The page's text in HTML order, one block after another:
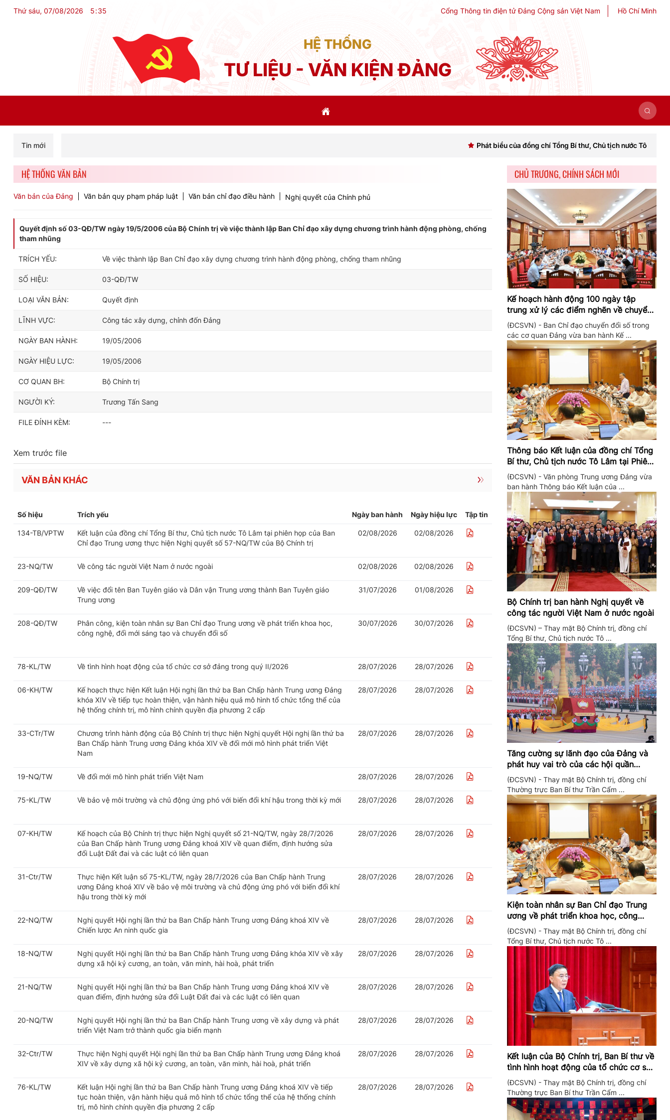
Thứ sáu, 07/08/2026 5:35 Cổng Thông tin điện tử Đảng Cộng sản Việt Nam Hồ Chí Minh
HỆ THỐNG
TƯ LIỆU - VĂN KIỆN ĐẢNG
Tin mới Phát biểu của đồng chí Tổng Bí thư, Chủ tịch nước Tô Lâm khai mạc
HỆ THỐNG VĂN BẢN
Văn bản của Đảng Văn bản quy phạm pháp luật Văn bản chỉ đạo điều hành Nghị quyết của Chính phủ
Quyết định số 03-QĐ/TW ngày 19/5/2006 của Bộ Chính trị về việc thành lập Ban Chỉ đạo xây dựng chương trình hành động phòng, chống
tham nhũng
TRÍCH YẾU: Về việc thành lập Ban Chỉ đạo xây dựng chương trình hành động phòng, chống tham nhũng
SỐ HIỆU: 03-QĐ/TW
LOẠI VĂN BẢN: Quyết định
LĨNH VỰC: Công tác xây dựng, chỉnh đốn Đảng
NGÀY BAN HÀNH: 19/05/2006
NGÀY HIỆU LỰC: 19/05/2006
CƠ QUAN BH: Bộ Chính trị
NGƯỜI KÝ: Trương Tấn Sang
FILE ĐÍNH KÈM: ---
Xem trước file
VĂN BẢN KHÁC
Số hiệu Trích yếu Ngày ban hành Ngày hiệu lực Tập tin
134-TB/VPTW
Kết luận của đồng chí Tổng Bí thư, Chủ tịch nước Tô Lâm tại phiên họp của Ban
Chỉ đạo Trung ương thực hiện Nghị quyết số 57-NQ/TW của Bộ Chính trị
02/08/2026 02/08/2026
23-NQ/TW Về công tác người Việt Nam ở nước ngoài 02/08/2026 02/08/2026
209-QĐ/TW
Về việc đổi tên Ban Tuyên giáo và Dân vận Trung ương thành Ban Tuyên giáo
Trung ương
31/07/2026 01/08/2026
208-QĐ/TW
Phân công, kiện toàn nhân sự Ban Chỉ đạo Trung ương về phát triển khoa học,
công nghệ, đổi mới sáng tạo và chuyển đổi số
30/07/2026 30/07/2026
78-KL/TW Về tình hình hoạt động của tổ chức cơ sở đảng trong quý II/2026 28/07/2026 28/07/2026
06-KH/TW
Kế hoạch thực hiện Kết luận Hội nghị lần thứ ba Ban Chấp hành Trung ương Đảng
khóa XIV về tiếp tục hoàn thiện, vận hành hiệu quả mô hình tổ chức tổng thể của
hệ thống chính trị, mô hình chính quyền địa phương 2 cấp
28/07/2026 28/07/2026
33-CTr/TW
Chương trình hành động của Bộ Chính trị thực hiện Nghị quyết Hội nghị lần thứ ba
Ban Chấp hành Trung ương Đảng khóa XIV về đổi mới mô hình phát triển Việt
Nam
28/07/2026 28/07/2026
19-NQ/TW Về đổi mới mô hình phát triển Việt Nam 28/07/2026 28/07/2026
75-KL/TW Về bảo vệ môi trường và chủ động ứng phó với biến đổi khí hậu trong thời kỳ mới 28/07/2026 28/07/2026
07-KH/TW
Kế hoạch của Bộ Chính trị thực hiện Nghị quyết số 21-NQ/TW, ngày 28/7/2026
của Ban Chấp hành Trung ương Đảng khoá XIV về quan điểm, định hướng sửa
đổi Luật Đất đai và các luật có liên quan
28/07/2026 28/07/2026
31-Ctr/TW
Thực hiện Kết luận số 75-KL/TW, ngày 28/7/2026 của Ban Chấp hành Trung
ương Đảng khoá XIV về bảo vệ môi trường và chủ động ứng phó với biến đổi khí
hậu trong thời kỳ mới
28/07/2026 28/07/2026
22-NQ/TW
Nghị quyết Hội nghị lần thứ ba Ban Chấp hành Trung ương Đảng khoá XIV về
Chiến lược An ninh quốc gia
28/07/2026 28/07/2026
18-NQ/TW
Nghị quyết Hội nghị lần thứ ba Ban Chấp hành Trung ương Đảng khóa XIV về xây
dựng xã hội kỷ cương, an toàn, văn minh, hài hoà, phát triển
28/07/2026 28/07/2026
21-NQ/TW
Nghị quyết Hội nghị lần thứ ba Ban Chấp hành Trung ương Đảng khoá XIV về
quan điểm, định hướng sửa đổi Luật Đất đai và các luật có liên quan
28/07/2026 28/07/2026
20-NQ/TW
Nghị quyết Hội nghị lần thứ ba Ban Chấp hành Trung ương về xây dựng và phát
triển Việt Nam trở thành quốc gia biển mạnh
28/07/2026 28/07/2026
32-Ctr/TW
Thực hiện Nghị quyết Hội nghị lần thứ ba Ban Chấp hành Trung ương Đảng khoá
XIV về xây dựng xã hội kỷ cương, an toàn, văn minh, hài hoà, phát triển
28/07/2026 28/07/2026
76-KL/TW
Kết luận Hội nghị lần thứ ba Ban Chấp hành Trung ương Đảng khoá XIV về tiếp
tục hoàn thiện, vận hành hiệu quả mô hình tổ chức tổng thể của hệ thống chính
trị, mô hình chính quyền địa phương 2 cấp
28/07/2026 28/07/2026
CHỦ TRƯƠNG, CHÍNH SÁCH MỚI
Kế hoạch hành động 100 ngày tập
trung xử lý các điểm nghẽn về chuyển
đổi số trong các cơ quan Đảng
(ĐCSVN) - Ban Chỉ đạo chuyển đổi số trong
các cơ quan Đảng vừa ban hành Kế ...
Thông báo Kết luận của đồng chí Tổng
Bí thư, Chủ tịch nước Tô Lâm tại Phiên
họp Ban Chỉ đạo Trung ương thực hiện
Nghị quyết 57
(ĐCSVN) - Văn phòng Trung ương Đảng vừa
ban hành Thông báo Kết luận của ...
Bộ Chính trị ban hành Nghị quyết về
công tác người Việt Nam ở nước ngoài
(ĐCSVN) – Thay mặt Bộ Chính trị, đồng chí
Tổng Bí thư, Chủ tịch nước Tô ...
Tăng cường sự lãnh đạo của Đảng và
phát huy vai trò của các hội quần
chúng trong giai đoạn phát triển mới
(ĐCSVN) - Thay mặt Bộ Chính trị, đồng chí
Thường trực Ban Bí thư Trần Cẩm ...
Kiện toàn nhân sự Ban Chỉ đạo Trung
ương về phát triển khoa học, công
nghệ, đổi mới sáng tạo và chuyển đổi
số
(ĐCSVN) - Thay mặt Bộ Chính trị, đồng chí
Tổng Bí thư, Chủ tịch nước Tô ...
Kết luận của Bộ Chính trị, Ban Bí thư về
tình hình hoạt động của tổ chức cơ sở
đảng trong quý II/2026
(ĐCSVN) - Thay mặt Bộ Chính trị, đồng chí
Thường trực Ban Bí thư Trần Cẩm ...